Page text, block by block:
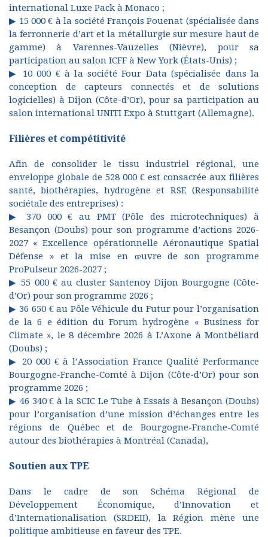
international Luxe Pack à Monaco ;
▶ 15 000 € à la société François Pouenat (spécialisée dans
la ferronnerie d’art et la métallurgie sur mesure haut de
gamme) à Varennes-Vauzelles (Nièvre), pour sa
participation au salon ICFF à New York (États-Unis) ;
▶ 10 000 € à la société Four Data (spécialisée dans la
conception de capteurs connectés et de solutions
logicielles) à Dijon (Côte-d’Or), pour sa participation au
salon international UNITI Expo à Stuttgart (Allemagne).
Filières et compétitivité
Afin de consolider le tissu industriel régional, une
enveloppe globale de 528 000 € est consacrée aux filières
santé, biothérapies, hydrogène et RSE (Responsabilité
sociétale des entreprises) :
▶ 370 000 € au PMT (Pôle des microtechniques) à
Besançon (Doubs) pour son programme d’actions 2026-
2027 « Excellence opérationnelle Aéronautique Spatial
Défense » et la mise en œuvre de son programme
ProPulseur 2026-2027 ;
▶ 55 000 € au cluster Santenoy Dijon Bourgogne (Côte-
d’Or) pour son programme 2026 ;
▶ 36 650 € au Pôle Véhicule du Futur pour l’organisation
de la 6 e édition du Forum hydrogène « Business for
Climate », le 8 décembre 2026 à L’Axone à Montbéliard
(Doubs) ;
▶ 20 000 € à l’Association France Qualité Performance
Bourgogne-Franche-Comté à Dijon (Côte-d’Or) pour son
programme 2026 ;
▶ 46 340 € à la SCIC Le Tube à Essais à Besançon (Doubs)
pour l’organisation d’une mission d’échanges entre les
régions de Québec et de Bourgogne-Franche-Comté
autour des biothérapies à Montréal (Canada),
Soutien aux TPE
Dans le cadre de son Schéma Régional de
Développement Économique, d’Innovation et
d’Internationalisation (SRDEII), la Région mène une
politique ambitieuse en faveur des TPE.